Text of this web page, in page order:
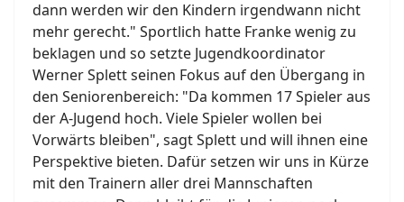
dann werden wir den Kindern irgendwann nicht
mehr gerecht." Sportlich hatte Franke wenig zu
beklagen und so setzte Jugendkoordinator
Werner Splett seinen Fokus auf den Übergang in
den Seniorenbereich: "Da kommen 17 Spieler aus
der A-Jugend hoch. Viele Spieler wollen bei
Vorwärts bleiben", sagt Splett und will ihnen eine
Perspektive bieten. Dafür setzen wir uns in Kürze
mit den Trainern aller drei Mannschaften